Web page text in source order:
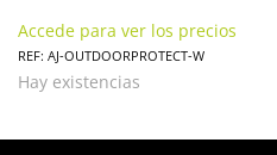
Accede para ver los precios
REF: AJ-OUTDOORPROTECT-W
Hay existencias